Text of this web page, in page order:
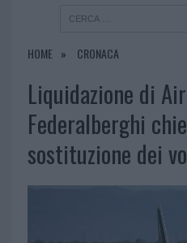
HOME CRONACA
Liquidazione di
Federalberghi
sostituzione dei